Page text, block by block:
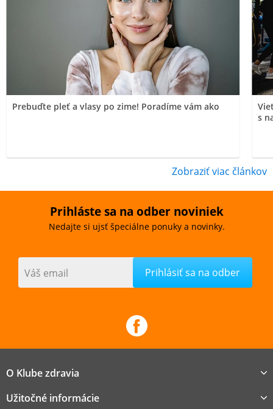
Prebuďte pleť a vlasy po zime! Poradíme vám ako
s
Zobraziť viac článkov
Prihláste sa na odber noviniek
Nedajte si ujsť špeciálne ponuky a novinky.
Váš email
O Klube zdravia
Užitočné informácie